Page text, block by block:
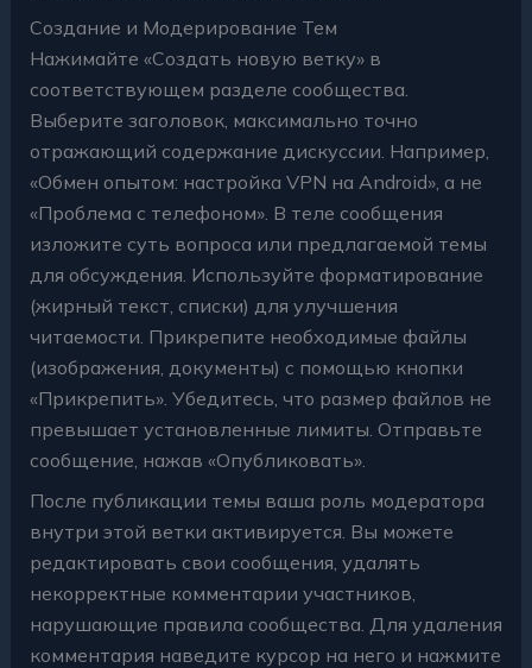
Создание и Модерирование Тем
Нажимайте «Создать новую ветку» в
соответствующем разделе сообщества.
Выберите заголовок, максимально точно
отражающий содержание дискуссии. Например,
«Обмен опытом: настройка VPN на Android», а не
«Проблема с телефоном». В теле сообщения
изложите суть вопроса или предлагаемой темы
для обсуждения. Используйте форматирование
(жирный текст, списки) для улучшения
читаемости. Прикрепите необходимые файлы
(изображения, документы) с помощью кнопки
«Прикрепить». Убедитесь, что размер файлов не
превышает установленные лимиты. Отправьте
сообщение, нажав «Опубликовать».
После публикации темы ваша роль модератора
внутри этой ветки активируется. Вы можете
редактировать свои сообщения, удалять
некорректные комментарии участников,
нарушающие правила сообщества. Для удаления
комментария наведите курсор на него и нажмите